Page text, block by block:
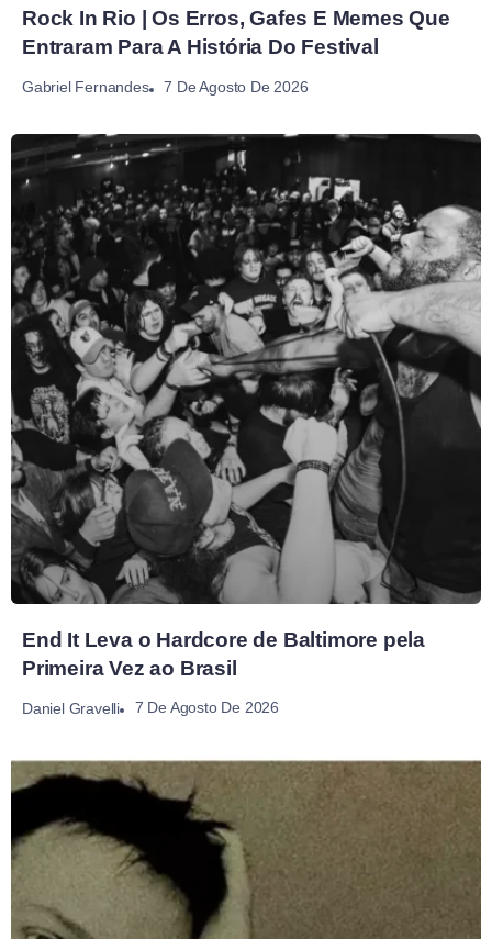
Rock In Rio | Os Erros, Gafes E Memes Que
Entraram Para A História Do Festival
Gabriel Fernandes 7 De Agosto De 2026
End It Leva o Hardcore de Baltimore pela
Primeira Vez ao Brasil
Daniel Gravelli 7 De Agosto De 2026